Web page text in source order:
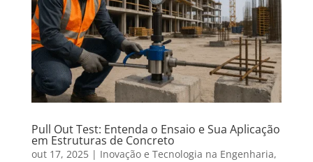
Pull Out Test: Entenda o Ensaio e Sua Aplicação
em Estruturas de Concreto
out 17, 2025| Inovação e Tecnologia na Engenharia,